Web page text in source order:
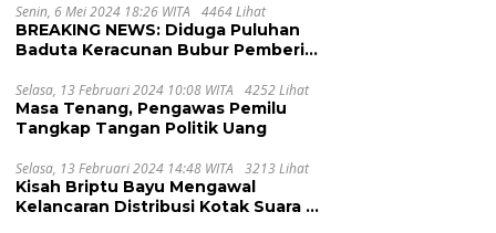
Senin, 6 Mei 2024 18:26 WITA 4464 Lihat
BREAKING NEWS: Diduga Puluhan
Baduta Keracunan Bubur Pemberian
Selasa, 13 Februari 2024 10:08 WITA 4252 Lihat
Masa Tenang, Pengawas Pemilu
Tangkap Tangan Politik Uang
Selasa, 13 Februari 2024 14:48 WITA 3213 Lihat
Kisah Briptu Bayu Mengawal
Kelancaran Distribusi Kotak Suara di